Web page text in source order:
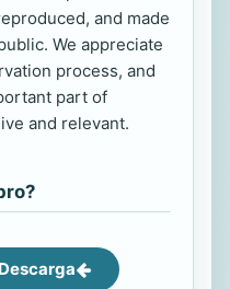
and made
We appreciate
process, and
part of
and relevant.